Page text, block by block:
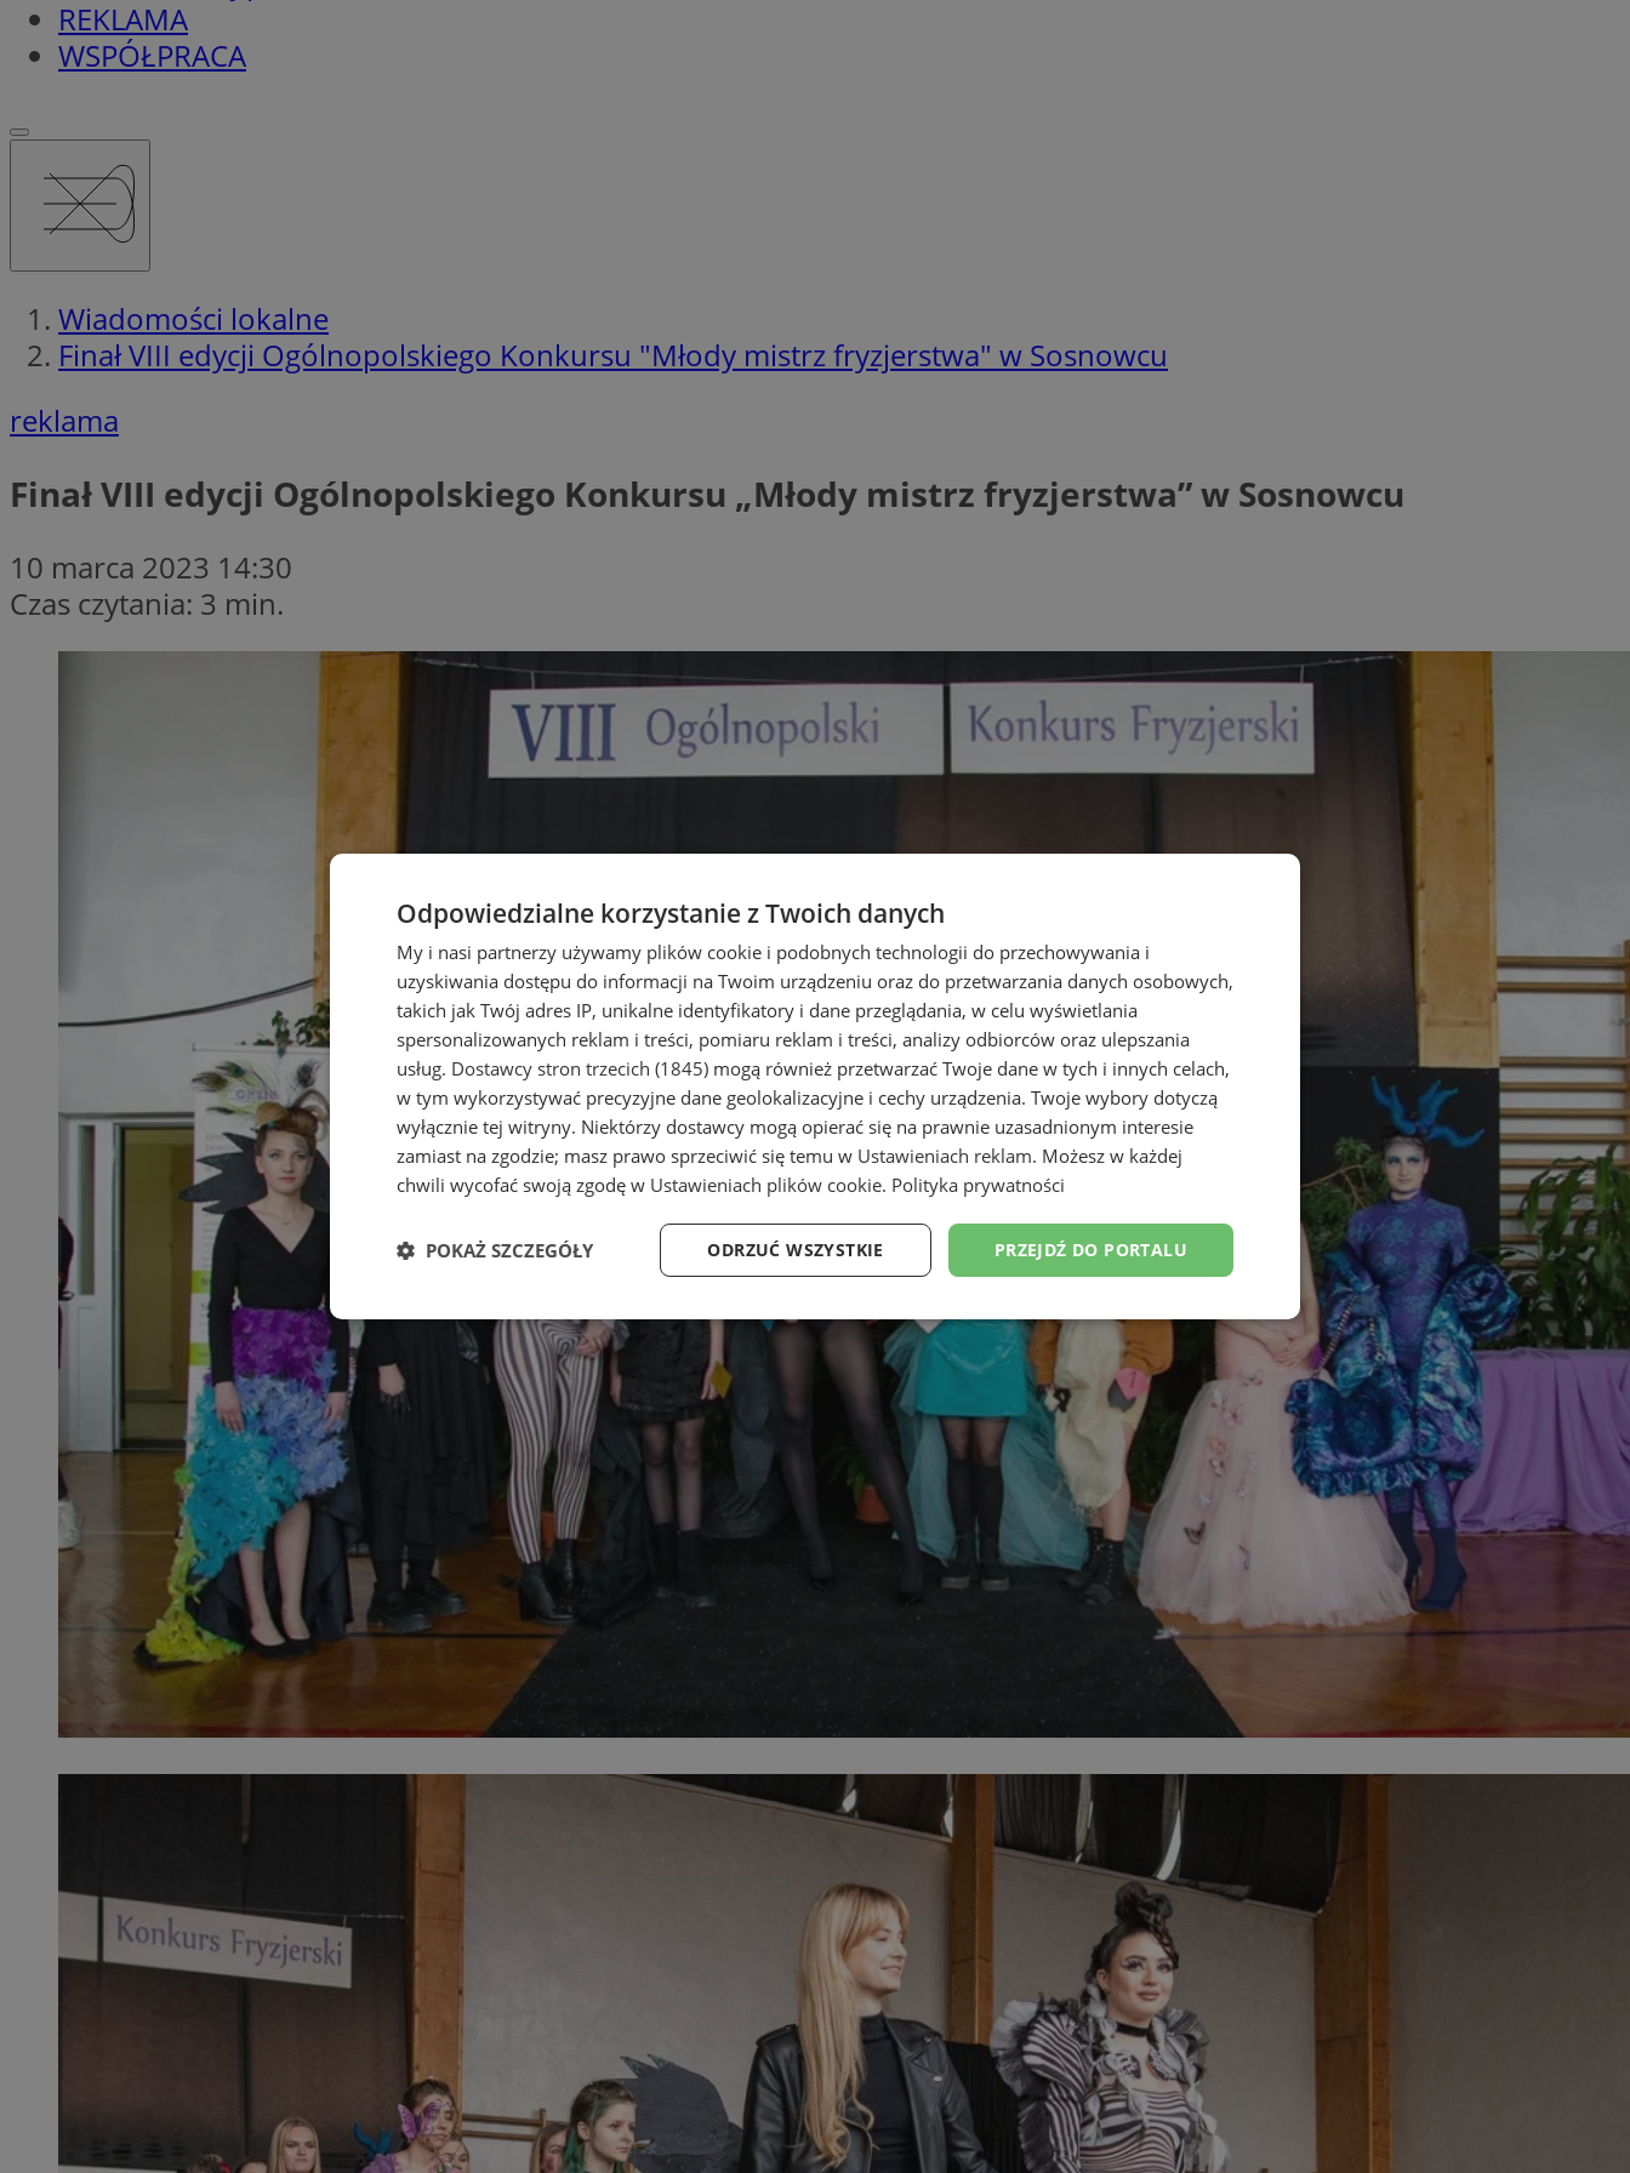
REKLAMA
WSPÓŁPRACA
Wiadomości lokalne
Finał VIII edycji Ogólnopolskiego Konkursu "Młody mistrz fryzjerstwa" w Sosnowcu
reklama
Finał VIII edycji Ogólnopolskiego Konkursu „Młody mistrz fryzjerstwa” w Sosnowcu
10 marca 2023 14:30
Czas czytania: 3 min.
Odpowiedzialne korzystanie z Twoich danych
My i nasi partnerzy używamy plików cookie i podobnych technologii do przechowywania i
uzyskiwania dostępu do informacji na Twoim urządzeniu oraz do przetwarzania danych osobowych,
takich jak Twój adres IP, unikalne identyfikatory i dane przeglądania, w celu wyświetlania
spersonalizowanych reklam i treści, pomiaru reklam i treści, analizy odbiorców oraz ulepszania
usług. Dostawcy stron trzecich (1845) mogą również przetwarzać Twoje dane w tych i innych celach,
w tym wykorzystywać precyzyjne dane geolokalizacyjne i cechy urządzenia. Twoje wybory dotyczą
wyłącznie tej witryny. Niektórzy dostawcy mogą opierać się na prawnie uzasadnionym interesie
zamiast na zgodzie; masz prawo sprzeciwić się temu w Ustawieniach reklam. Możesz w każdej
chwili wycofać swoją zgodę w Ustawieniach plików cookie. Polityka prywatności
PRZEJDŹ DO PORTALU
ODRZUĆ WSZYSTKIE
POKAŻ SZCZEGÓŁY
Niezbędne Wydajność Targetowanie Funkcjonalność Niesklasyfikowane
Niezbędne Funkcjonalność Niesklasyfikowane
Niezbędne pliki cookie umożliwiają korzystanie z podstawowych funkcji strony internetowej, takich jak logowanie użytkownika i
zarządzanie kontem. Bez niezbędnych plików cookie nie można prawidłowo korzystać ze strony internetowej.
Provider
zgody użytkownika w odniesieniu do usług śledzenia.
Zazwyczaj rejestruje, czy użytkownik zdecydował się na
usługi śledzenia lub reklamy.
Ten plik cookie przechowuje informacje o zgodzie
użytkownika oraz jego preferencjach dotyczących
prywatności podczas korzystania z witryny. Rejestruje
wybory dotyczące polityki prywatności i ustawień
zgody, zapewniając ich przestrzeganie w kolejnych
wizytach. Dzięki temu użytkownik nie musi ponownie
konfigurować swoich preferencji, co zwiększa wygodę i
zgodność z regulacjami ochrony danych.
CookieScriptConsent
4 tygodnie 2 dni
Ten plik cookie jest używany przez usługę Cookie-
Script.com do zapamiętywania preferencji dotyczących
zgody użytkownika na pliki cookie. Jest to konieczne,
aby baner cookie Cookie-Script.com działał poprawnie.
__cf_bm
Cloudflare
Inc.
.temu.com
29 minut 56
sekund
Ten plik cookie służy do rozróżniania ludzi i botów. Jest
to korzystne dla strony internetowej, ponieważ
umożliwia tworzenie ważnych raportów na temat
korzystania z jej witryny internetowej.
__cf_bm
Cloudflare
29 minut 54
Ten plik cookie służy do rozróżniania ludzi i botów. Jest